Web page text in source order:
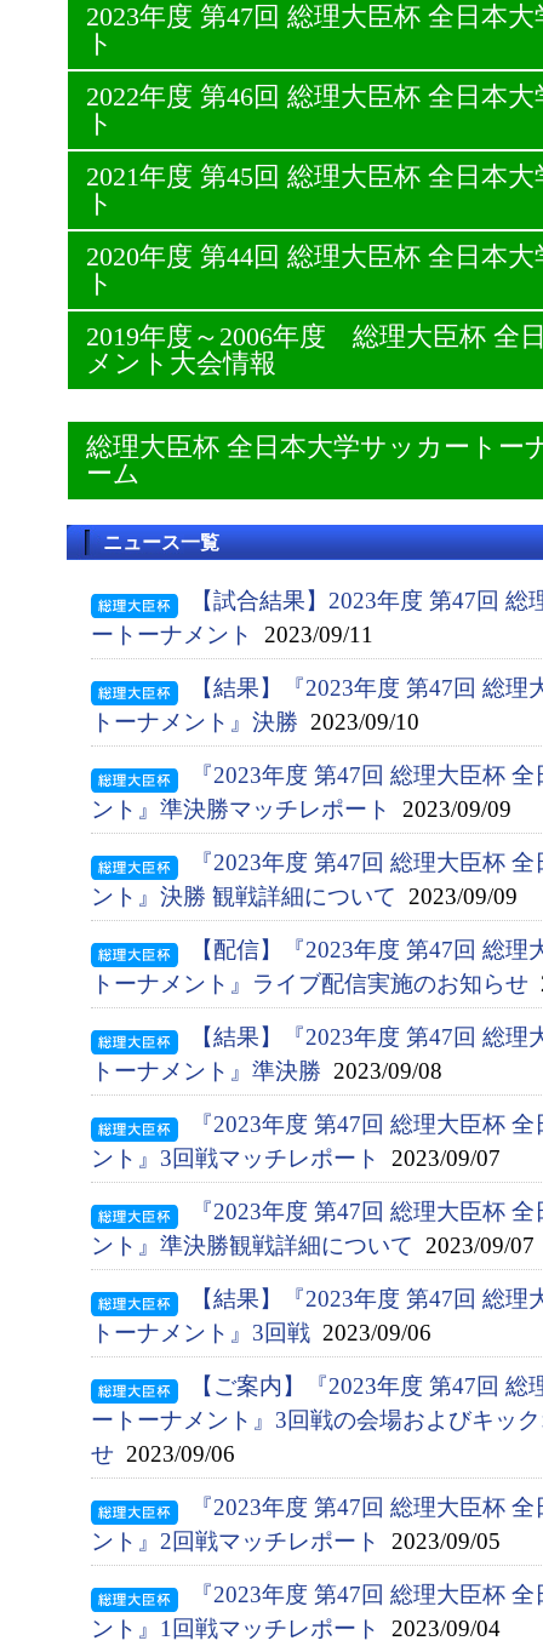
2023年度 第47回 総理大臣杯 全日本
ト
2022年度 第46回 総理大臣杯 全日本
ト
2021年度 第45回 総理大臣杯 全日本
ト
2020年度 第44回 総理大臣杯 全日本
ト
2019年度～2006年度 総理大臣杯 全
メント大会情報
総理大臣杯 全日本大学サッカート
ーム
ニュース一覧
【試合結果】2023年度 第47回
ートーナメント
2023/09/11
【結果】『2023年度 第47回 総
トーナメント』決勝 2023/09/10
『2023年度 第47回 総理大臣杯
ント』準決勝マッチレポート
2023/09/09
『2023年度 第47回 総理大臣杯
ント』決勝 観戦詳細について 2023/09/09
【配信】『2023年度 第47回 総
トーナメント』ライブ配信実施のお知らせ
【結果】『2023年度 第47回 総
トーナメント』準決勝 2023/09/08
『2023年度 第47回 総理大臣杯
ント』3回戦マッチレポート
2023/09/07
『2023年度 第47回 総理大臣杯
ント』準決勝観戦詳細について 2023/09/07
【結果】『2023年度 第47回 総
トーナメント』3回戦 2023/09/06
【ご案内】『2023年度 第47回
ートーナメント』3回戦の会場およびキッ
せ 2023/09/06
『2023年度 第47回 総理大臣杯
ント』2回戦マッチレポート
2023/09/05
『2023年度 第47回 総理大臣杯
ント』1回戦マッチレポート
2023/09/04